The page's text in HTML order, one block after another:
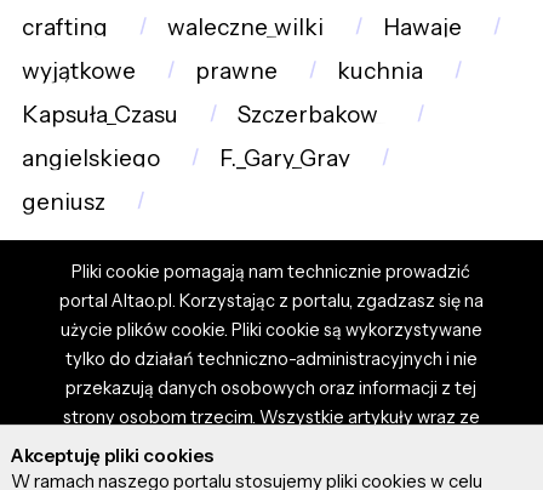
crafting
waleczne_wilki
Hawaje
wyjątkowe
prawne
kuchnia
Kapsuła_Czasu
Szczerbakow_
angielskiego
F._Gary_Gray
geniusz
Pliki cookie pomagają nam technicznie prowadzić
portal Altao.pl. Korzystając z portalu, zgadzasz się na
użycie plików cookie. Pliki cookie są wykorzystywane
tylko do działań techniczno-administracyjnych i nie
przekazują danych osobowych oraz informacji z tej
strony osobom trzecim. Wszystkie artykuły wraz ze
zdjęciami i materiałami dostępnymi na portalu są
własnością użytkowników. Administrator i właściciel
Akceptuję pliki cookies
W ramach naszego portalu stosujemy pliki cookies w celu